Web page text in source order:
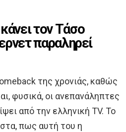
τον Τάσο
παραληρεί
της χρονιάς, καθώς
φυσικά, οι ανεπανάληπτες
από την ελληνική TV. Το
πως αυτή του η